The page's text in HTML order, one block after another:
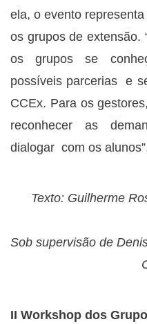
ela, o evento
os grupos de extensão.
os grupos se
possíveis parcerias e
CCEx. Para os
reconhecer as
dialogar com os
Texto: Guilherme
Sob supervisão de
II Workshop dos